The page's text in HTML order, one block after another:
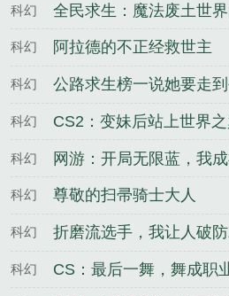
科幻 全民求生：魔法废土世
科幻 阿拉德的不正经救世主
科幻 公路求生榜一说她要走
科幻 CS2：变妹后站上世界
科幻 网游：开局无限蓝，我
科幻 尊敬的扫帚骑士大人
科幻 折磨流选手，我让人破
科幻 CS：最后一舞，舞成职